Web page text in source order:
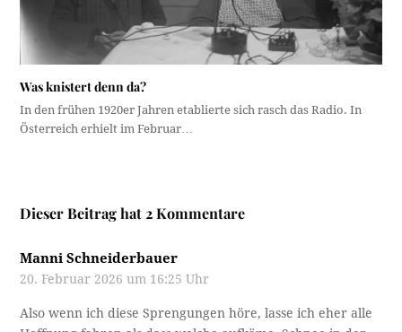
Was knistert denn da?
In den frühen 1920er Jahren etablierte sich rasch das Radio. In
Österreich erhielt im Februar…
Dieser Beitrag hat 2 Kommentare
Manni Schneiderbauer
20. Februar 2026 um 16:25 Uhr
Also wenn ich diese Sprengungen höre, lasse ich eher alle